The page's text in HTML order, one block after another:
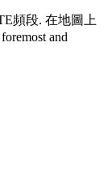
頻段. 在地圖上
and